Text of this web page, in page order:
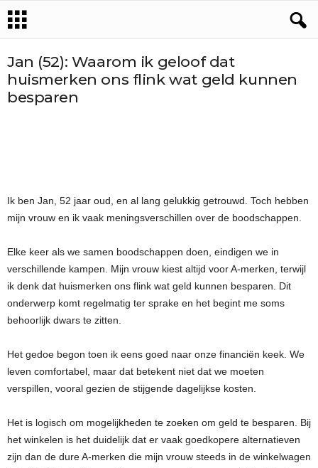
Jan (52): Waarom ik geloof dat
huismerken ons flink wat geld kunnen
besparen
Ik ben Jan, 52 jaar oud, en al lang gelukkig getrouwd. Toch hebben
mijn vrouw en ik vaak meningsverschillen over de boodschappen.
Elke keer als we samen boodschappen doen, eindigen we in
verschillende kampen. Mijn vrouw kiest altijd voor A-merken, terwijl
ik denk dat huismerken ons flink wat geld kunnen besparen. Dit
onderwerp komt regelmatig ter sprake en het begint me soms
behoorlijk dwars te zitten.
Het gedoe begon toen ik eens goed naar onze financiën keek. We
leven comfortabel, maar dat betekent niet dat we moeten
verspillen, vooral gezien de stijgende dagelijkse kosten.
Het is logisch om mogelijkheden te zoeken om geld te besparen. Bij
het winkelen is het duidelijk dat er vaak goedkopere alternatieven
zijn dan de dure A-merken die mijn vrouw steeds in de winkelwagen